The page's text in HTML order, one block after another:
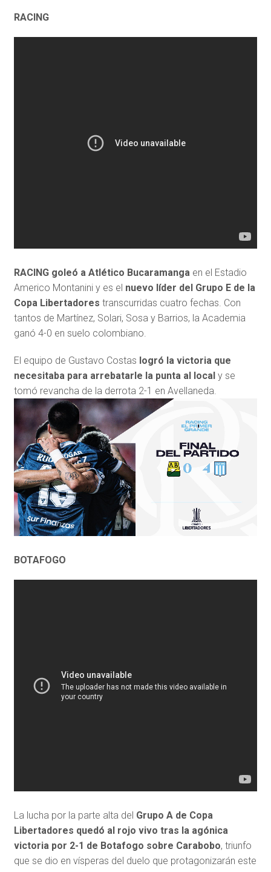
RACING
RACING goleó a Atlético Bucaramanga en el Estadio
Americo Montanini y es el nuevo líder del Grupo E de la
Copa Libertadores transcurridas cuatro fechas. Con
tantos de Martínez, Solari, Sosa y Barrios, la Academia
ganó 4-0 en suelo colombiano.
El equipo de Gustavo Costas logró la victoria que
necesitaba para arrebatarle la punta al local y se
tomó revancha de la derrota 2-1 en Avellaneda.
BOTAFOGO
La lucha por la parte alta del Grupo A de Copa
Libertadores quedó al rojo vivo tras la agónica
victoria por 2-1 de Botafogo sobre Carabobo, triunfo
que se dio en vísperas del duelo que protagonizarán este